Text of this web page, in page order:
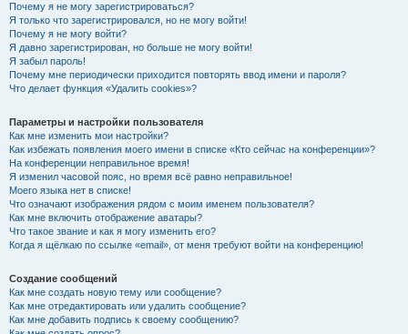
Почему я не могу зарегистрироваться?
Я только что зарегистрировался, но не могу войти!
Почему я не могу войти?
Я давно зарегистрирован, но больше не могу войти!
Я забыл пароль!
Почему мне периодически приходится повторять ввод имени и пароля?
Что делает функция «Удалить cookies»?
Параметры и настройки пользователя
Как мне изменить мои настройки?
Как избежать появления моего имени в списке «Кто сейчас на конференции»?
На конференции неправильное время!
Я изменил часовой пояс, но время всё равно неправильное!
Моего языка нет в списке!
Что означают изображения рядом с моим именем пользователя?
Как мне включить отображение аватары?
Что такое звание и как я могу изменить его?
Когда я щёлкаю по ссылке «email», от меня требуют войти на конференцию!
Создание сообщений
Как мне создать новую тему или сообщение?
Как мне отредактировать или удалить сообщение?
Как мне добавить подпись к своему сообщению?